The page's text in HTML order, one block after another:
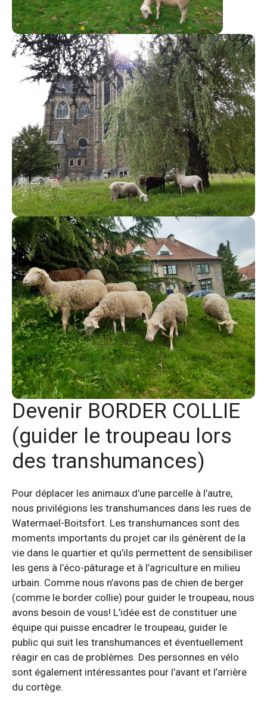
Devenir BORDER COLLIE
(guider le troupeau lors
des transhumances)
Pour déplacer les animaux d’une parcelle à l’autre,
nous privilégions les transhumances dans les rues de
Watermael-Boitsfort. Les transhumances sont des
moments importants du projet car ils génèrent de la
vie dans le quartier et qu’ils permettent de sensibiliser
les gens à l’éco-pâturage et à l’agriculture en milieu
urbain. Comme nous n’avons pas de chien de berger
(comme le border collie) pour guider le troupeau, nous
avons besoin de vous! L’idée est de constituer une
équipe qui puisse encadrer le troupeau, guider le
public qui suit les transhumances et éventuellement
réagir en cas de problèmes. Des personnes en vélo
sont également intéressantes pour l’avant et l’arrière
du cortège.